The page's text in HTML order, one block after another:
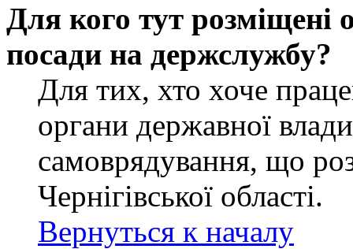
Для кого тут розміщені
посади на держслужбу?
Для тих, хто хоче
органи державної
самоврядування, що
Чернігівської області.
Вернуться к началу